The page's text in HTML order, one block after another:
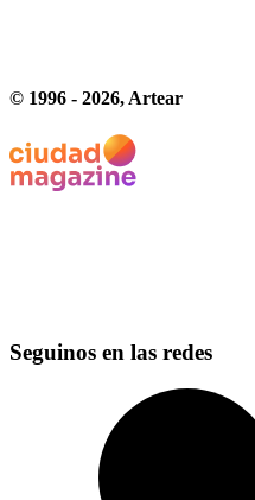
© 1996 - 2026, Artear
Seguinos en las redes